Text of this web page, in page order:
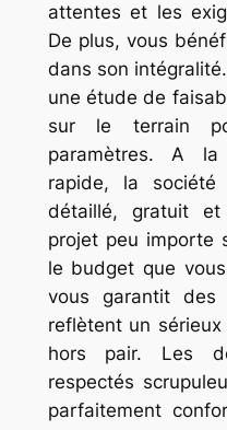
attentes et les
De plus, vous
dans son
une étude de
sur le terrain
paramètres. A la
rapide, la
détaillé, gratuit et
projet peu importe
le budget que vous
vous garantit
reflètent un
hors pair. Les
respectés
parfaitement